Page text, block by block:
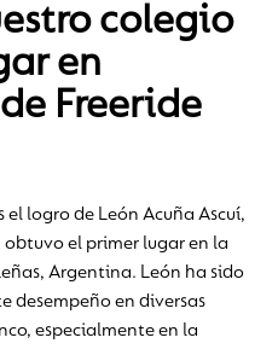
colegio
en
Freeride
logro de León Acuña Ascuí,
el primer lugar en la
Argentina. León ha sido
desempeño en diversas
especialmente en la